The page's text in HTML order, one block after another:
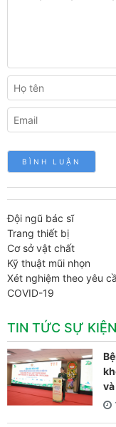
Đội ngũ bác sĩ
Trang thiết bị
Cơ sở vật chất
Kỹ thuật mũi nhọn
Xét nghiệm theo yêu
COVID-19
TIN TỨC SỰ KIỆN